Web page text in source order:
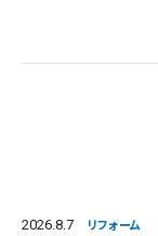
2026.8.7 リフォーム